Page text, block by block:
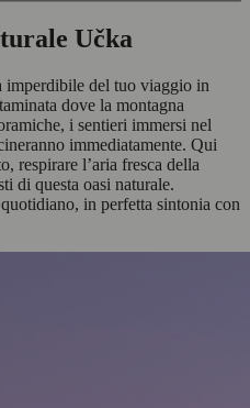
Učka
imperdibile del tuo viaggio in
dove la montagna
i sentieri immersi nel
immediatamente. Qui
respirare l’aria fresca della
di questa oasi naturale.
in perfetta sintonia con